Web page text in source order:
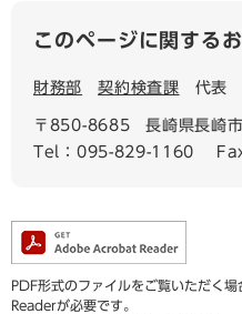
このページに関する
財務部 契約検査課 代表
〒850-8685
長崎県長崎
Tel：095-829-1160
PDF形式のファイルをご覧いただく
Readerが必要です。